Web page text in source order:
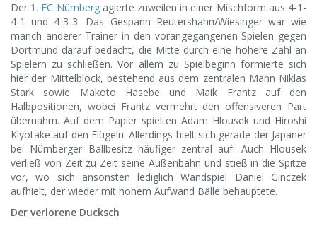
Der 1. FC Nürnbergagierte zuweilen in einer Mischform aus 4-1-
4-1 und 4-3-3. Das Gespann Reutershahn/Wiesinger war wie
manch anderer Trainer in den vorangegangenen Spielen gegen
Dortmund darauf bedacht, die Mitte durch eine höhere Zahl an
Spielern zu schließen. Vor allem zu Spielbeginn formierte sich
hier der Mittelblock, bestehend aus dem zentralen Mann Niklas
Stark sowie Makoto Hasebe und Maik Frantz auf den
Halbpositionen, wobei Frantz vermehrt den offensiveren Part
übernahm. Auf dem Papier spielten Adam Hlousek und Hiroshi
Kiyotake auf den Flügeln. Allerdings hielt sich gerade der Japaner
bei Nürnberger Ballbesitz häufiger zentral auf. Auch Hlousek
verließ von Zeit zu Zeit seine Außenbahn und stieß in die Spitze
vor, wo sich ansonsten lediglich Wandspiel Daniel Ginczek
aufhielt, der wieder mit hohem Aufwand Bälle behauptete.
Der verlorene Ducksch